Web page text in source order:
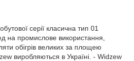
серії класична тип 01
на промислове використання,
обігрів великих за площею
виробляються в Україні. - Widzew